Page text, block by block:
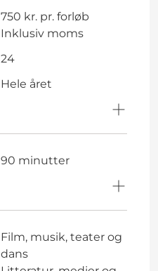
750 kr. pr. forløb
Inklusiv moms
24
Hele året
90 minutter
Film, musik, teater og
dans